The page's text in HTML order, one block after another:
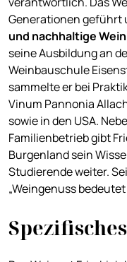
Generationen geführt
und nachhaltige
seine Ausbildung an
Weinbauschule
sammelte er bei
Vinum Pannonia
sowie in den USA.
Familienbetrieb gibt
Burgenland sein
Studierende weiter.
„Weingenuss